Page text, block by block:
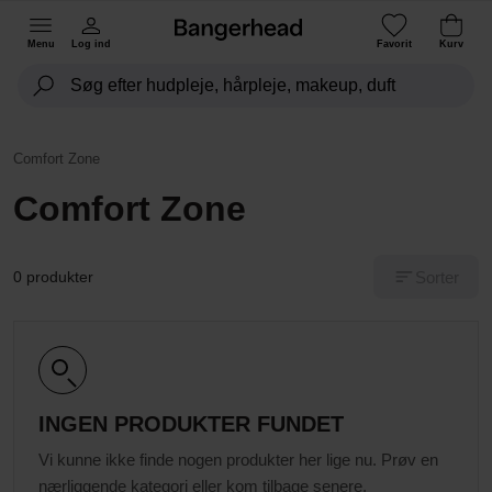
Menu Log ind Favorit Kurv
Comfort Zone
Comfort Zone
0 produkter
INGEN PRODUKTER FUNDET
Vi kunne ikke finde nogen produkter her lige nu. Prøv en
nærliggende kategori eller kom tilbage senere.